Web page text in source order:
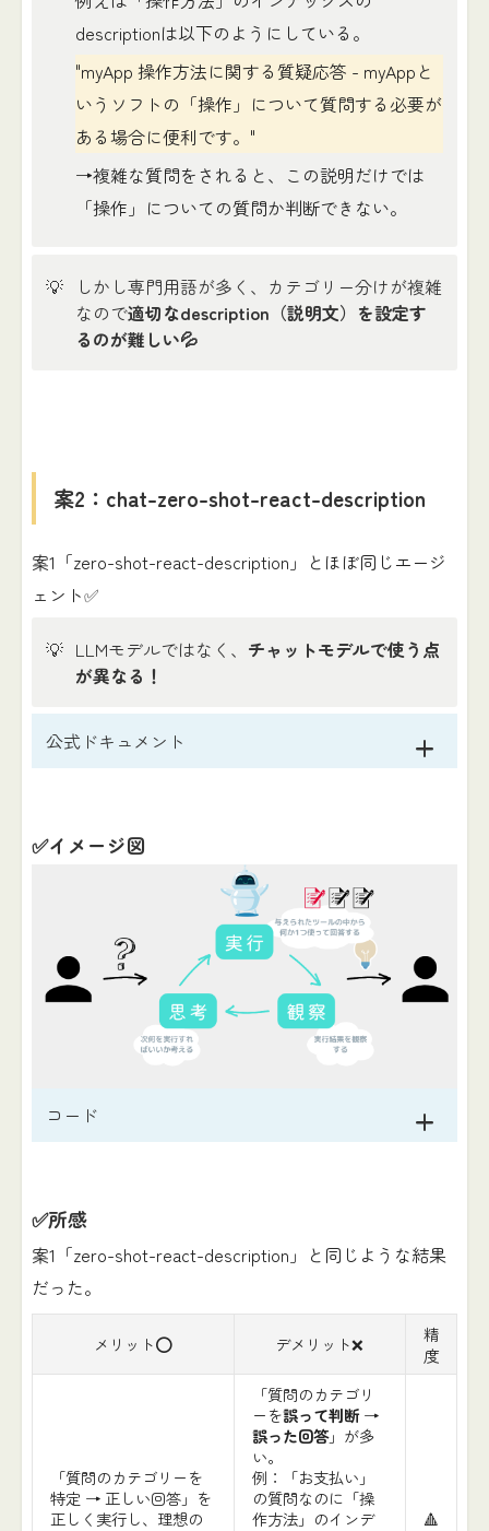
descriptionは以下のようにしている。
"myApp 操作方法に関する質疑応答 - myAppと
いうソフトの「操作」について質問する必要が
ある場合に便利です。"
→複雑な質問をされると、この説明だけでは
「操作」についての質問か判断できない。
💡
しかし専門用語が多く、カテゴリー分けが複雑
なので適切なdescription（説明文）を設定す
るのが難しい💦
案2：chat-zero-shot-react-description
案1「zero-shot-react-description」とほぼ同じエージ
ェント✅
💡 LLMモデルではなく、 チャットモデルで使う点
が異なる！
公式ドキュメント
✅イメージ図
コード
✅所感
案1「zero-shot-react-description」と同じような結果
だった。
メリット⭕️ デメリット❌
精
度
「質問のカテゴリーを
特定 → 正しい回答」を
正しく実行し、理想の
「質問のカテゴリ
ーを誤って判断→
誤った回答」が多
い。
例：「お支払い」
の質問なのに「操
作方法」のインデ
🔺